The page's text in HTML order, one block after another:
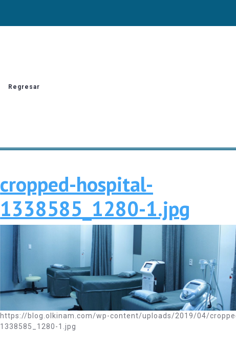
Regresar
cropped-hospital-
1338585_1280-1.jpg
1.jpg
https://blog.olkinam.com/wp-content/uploads/2019/04/
1338585_1280-1.jpg